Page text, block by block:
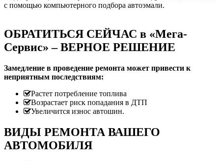
с помощью компьютерного подбора автоэмали.
ОБРАТИТЬСЯ СЕЙЧАС в «Мега-
Сервис» – ВЕРНОЕ РЕШЕНИЕ
Замедление в проведение ремонта может привести к
неприятным последствиям:
Растет потребление топлива
Возрастает риск попадания в ДТП
Увеличится износ автошин.
ВИДЫ РЕМОНТА ВАШЕГО
АВТОМОБИЛЯ